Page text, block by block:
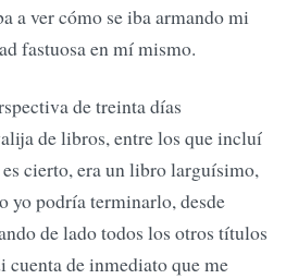
a ver cómo se iba armando mi
fastuosa en mí mismo.
de treinta días
de libros, entre los que incluí
cierto, era un libro larguísimo,
yo podría terminarlo, desde
de lado todos los otros títulos
de inmediato que me